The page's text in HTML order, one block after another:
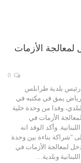
الأزمات
رئيس بلدية طرابلس
رياض يمق في مكتبه في
وفدا من وحدة خلية
الأزمات في
وأكد الوفد انه
"شراكة بناءة بين وحدة
لمعالجة الأزمات في
وبلدية…